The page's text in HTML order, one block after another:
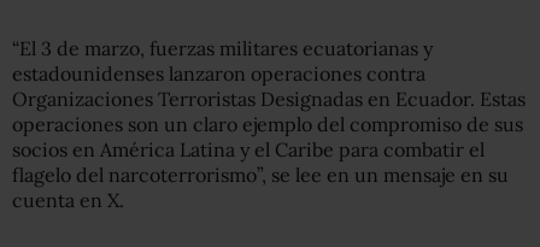
“El 3 de marzo, fuerzas militares ecuatorianas y
estadounidenses lanzaron operaciones contra
Organizaciones Terroristas Designadas en Ecuador. Estas
operaciones son un claro ejemplo del compromiso de sus
socios en América Latina y el Caribe para combatir el
flagelo del narcoterrorismo”, se lee en un mensaje en su
cuenta en X.